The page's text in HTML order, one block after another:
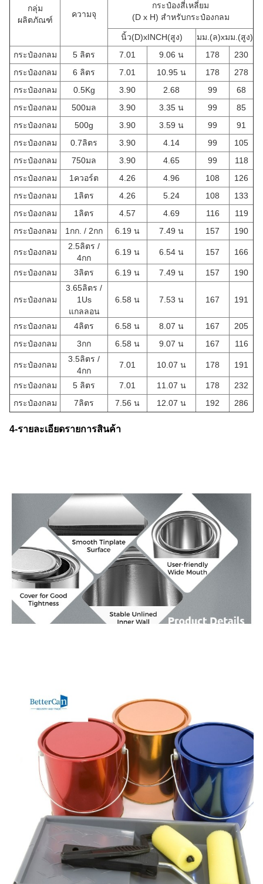
กลุ่ม
ผลิตภัณฑ์
ความจุ
กระป๋องสี่เหลี่ยม
(D x H) สำหรับกระป๋องกลม
นิ้ว(D)xINCH(สูง)
มม.(ล)xมม.(สูง)
กระป๋องกลม
5 ลิตร 7.01 9.06 น 178
230
กระป๋องกลม
6 ลิตร 7.01 10.95 น 178
278
กระป๋องกลม
0.5Kg 3.90 2.68 99
68
กระป๋องกลม
500มล 3.90 3.35 น 99
85
กระป๋องกลม
500g 3.90 3.59 น 99
91
กระป๋องกลม
0.7ลิตร 3.90 4.14 99
105
กระป๋องกลม
750มล 3.90 4.65 99
118
กระป๋องกลม
1ควอร์ต 4.26 4.96 108
126
กระป๋องกลม
1ลิตร 4.26 5.24 108
133
กระป๋องกลม
1ลิตร 4.57 4.69 116
119
กระป๋องกลม
1กก. / 2กก 6.19 น 7.49 น 157 190
กระป๋องกลม
2.5ลิตร /
4กก
6.19 น 6.54 น 157 166
กระป๋องกลม 3ลิตร 6.19 น 7.49 น 157 190
กระป๋องกลม
3.65ลิตร /
1Us
แกลลอน
6.58 น 7.53 น 167 191
กระป๋องกลม 4ลิตร 6.58 น 8.07 น 167
205
กระป๋องกลม
3กก 6.58 น 9.07 น 167 116
กระป๋องกลม
3.5ลิตร /
4กก
7.01 10.07 น 178 191
กระป๋องกลม 5 ลิตร 7.01 11.07 น 178
232
กระป๋องกลม
7ลิตร 7.56 น 12.07 น 192 286
4-รายละเอียดรายการสินค้า